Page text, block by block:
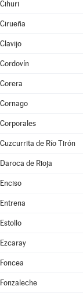
Cihuri
Cirueña
Clavijo
Cordovín
Corera
Cornago
Corporales
Cuzcurrita de Río Tirón
Daroca de Rioja
Enciso
Entrena
Estollo
Ezcaray
Foncea
Fonzaleche